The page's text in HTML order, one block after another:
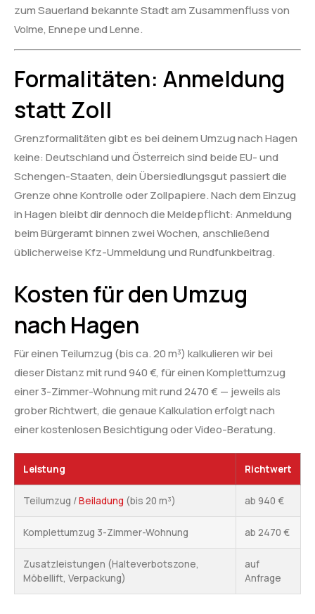
zum Sauerland bekannte Stadt am Zusammenfluss von
Volme, Ennepe und Lenne.
Formalitäten: Anmeldung
statt Zoll
Grenzformalitäten gibt es bei deinem Umzug nach Hagen
keine: Deutschland und Österreich sind beide EU- und
Schengen-Staaten, dein Übersiedlungsgut passiert die
Grenze ohne Kontrolle oder Zollpapiere. Nach dem Einzug
in Hagen bleibt dir dennoch die Meldepflicht: Anmeldung
beim Bürgeramt binnen zwei Wochen, anschließend
üblicherweise Kfz-Ummeldung und Rundfunkbeitrag.
Kosten für den Umzug
nach Hagen
Für einen Teilumzug (bis ca. 20 m³) kalkulieren wir bei
dieser Distanz mit rund 940 €, für einen Komplettumzug
einer 3-Zimmer-Wohnung mit rund 2470 € — jeweils als
grober Richtwert, die genaue Kalkulation erfolgt nach
einer kostenlosen Besichtigung oder Video-Beratung.
Leistung Richtwert
Teilumzug /Beiladung (bis 20 m³) ab 940 €
Komplettumzug 3-Zimmer-Wohnung ab 2470 €
Zusatzleistungen (Halteverbotszone,
Möbellift, Verpackung)
auf
Anfrage